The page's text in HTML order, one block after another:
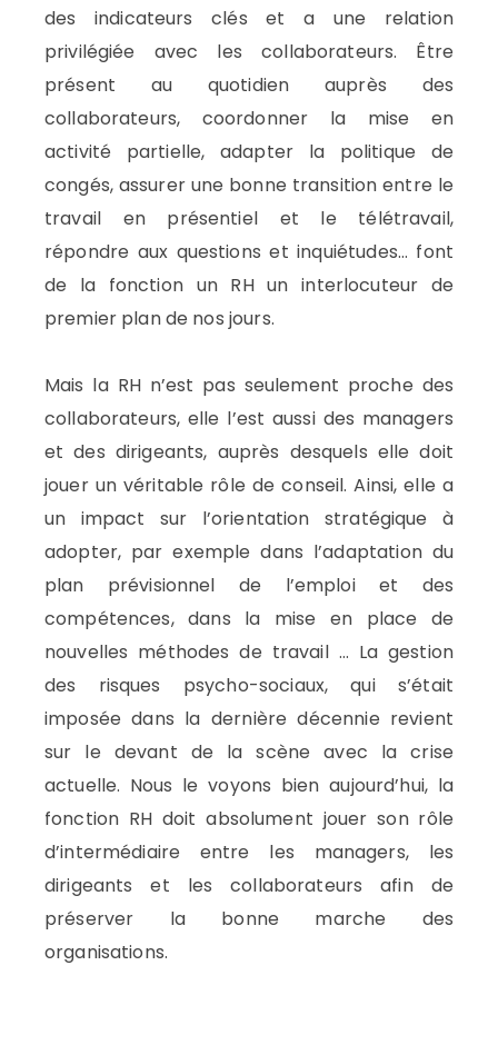
des indicateurs clés et a une relation
privilégiée avec les collaborateurs. Être
présent au quotidien auprès des
collaborateurs, coordonner la mise en
activité partielle, adapter la politique de
congés, assurer une bonne transition entre le
travail en présentiel et le télétravail,
répondre aux questions et inquiétudes… font
de la fonction un RH un interlocuteur de
premier plan de nos jours.
Mais la RH n’est pas seulement proche des
collaborateurs, elle l’est aussi des managers
et des dirigeants, auprès desquels elle doit
jouer un véritable rôle de conseil. Ainsi, elle a
un impact sur l’orientation stratégique à
adopter, par exemple dans l’adaptation du
plan prévisionnel de l’emploi et des
compétences, dans la mise en place de
nouvelles méthodes de travail … La gestion
des risques psycho-sociaux, qui s’était
imposée dans la dernière décennie revient
sur le devant de la scène avec la crise
actuelle. Nous le voyons bien aujourd’hui, la
fonction RH doit absolument jouer son rôle
d’intermédiaire entre les managers, les
dirigeants et les collaborateurs afin de
préserver la bonne marche des
organisations.